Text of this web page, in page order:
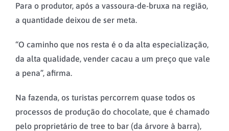
Para o produtor, após a vassoura-de-bruxa na região,
a quantidade deixou de ser meta.
“O caminho que nos resta é o da alta especialização,
da alta qualidade, vender cacau a um preço que vale
a pena”, afirma.
Na fazenda, os turistas percorrem quase todos os
processos de produção do chocolate, que é chamado
pelo proprietário de tree to bar (da árvore à barra),